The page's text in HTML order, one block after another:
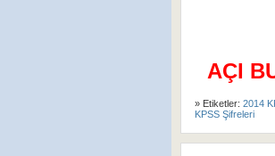
AÇI
» Etiketler: 2014
KPSS Şifreleri